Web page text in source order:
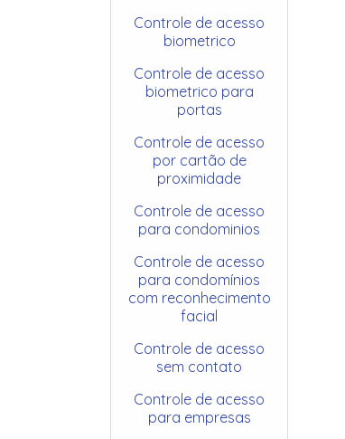
Controle de acesso
biometrico
Controle de acesso
biometrico para
portas
Controle de acesso
por cartão de
proximidade
Controle de acesso
para condominios
Controle de acesso
para condomínios
com reconhecimento
facial
Controle de acesso
sem contato
Controle de acesso
para empresas